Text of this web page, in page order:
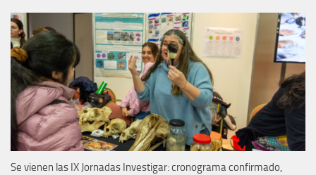
Se vienen las IX Jornadas Investigar: cronograma confirmado,